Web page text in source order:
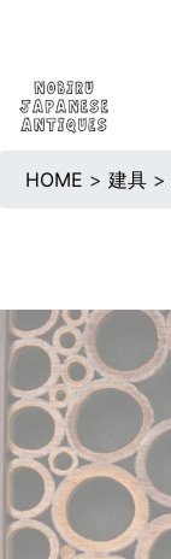
HOME > 建具 >